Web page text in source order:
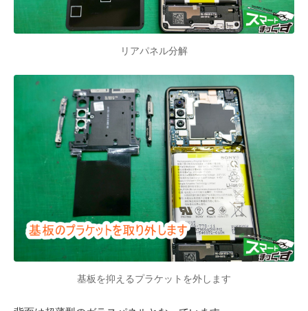
リアパネル分解
基板を抑えるプラケットを外します